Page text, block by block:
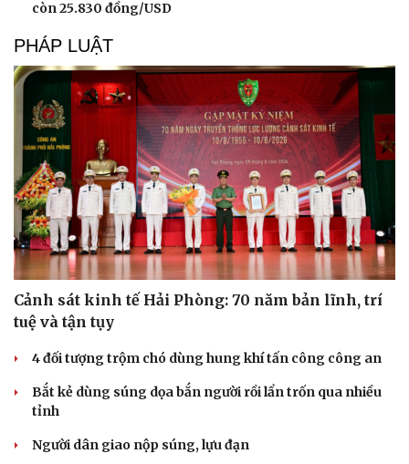
còn 25.830 đồng/USD
PHÁP LUẬT
Cảnh sát kinh tế Hải Phòng: 70 năm bản lĩnh, trí
tuệ và tận tụy
4 đối tượng trộm chó dùng hung khí tấn công công an
Bắt kẻ dùng súng dọa bắn người rồi lẩn trốn qua nhiều
tỉnh
Người dân giao nộp súng, lựu đạn